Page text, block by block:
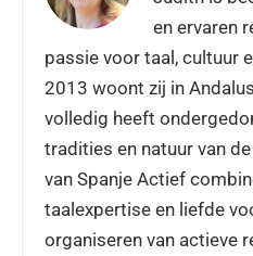
en ervaren
passie voor taal, cultuur
2013 woont zij in
volledig heeft
tradities en natuur van
van Spanje Actief
taalexpertise en liefde
organiseren van actieve